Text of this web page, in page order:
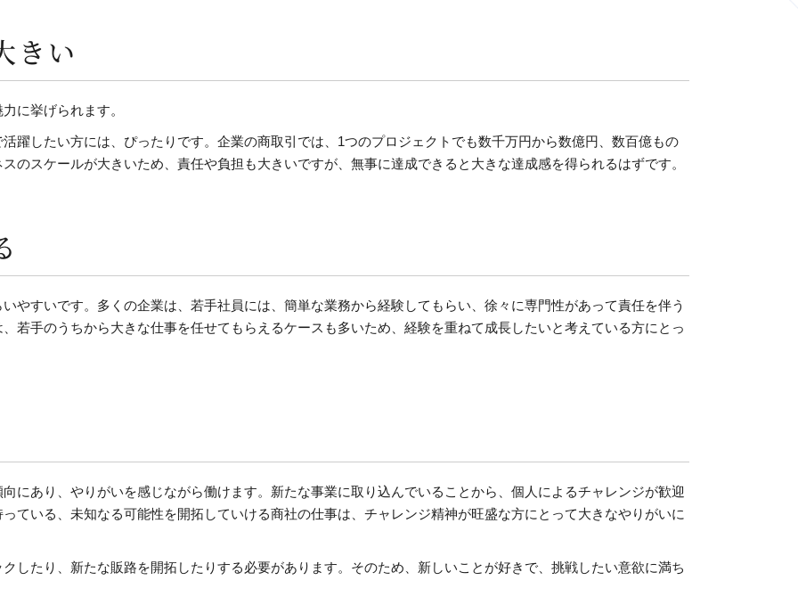
きい
に挙げられます。
躍したい方には、ぴったりです。企業の商取引では、1つのプロジェクトでも数千万円から数億円、数百億もの
のスケールが大きいため、責任や負担も大きいですが、無事に達成できると大きな達成感を得られるはずです。
やすいです。多くの企業は、若手社員には、簡単な業務から経験してもらい、徐々に専門性があって責任を伴う
若手のうちから大きな仕事を任せてもらえるケースも多いため、経験を重ねて成長したいと考えている方にとっ
にあり、やりがいを感じながら働けます。新たな事業に取り込んでいることから、個人によるチャレンジが歓迎
ている、未知なる可能性を開拓していける商社の仕事は、チャレンジ精神が旺盛な方にとって大きなやりがいに
したり、新たな販路を開拓したりする必要があります。そのため、新しいことが好きで、挑戦したい意欲に満ち